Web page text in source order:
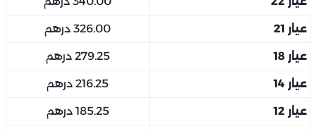
عيار 21 326.00 درهم
عيار 18 279.25 درهم
عيار 14 216.25 درهم
عيار 12 185.25 درهم